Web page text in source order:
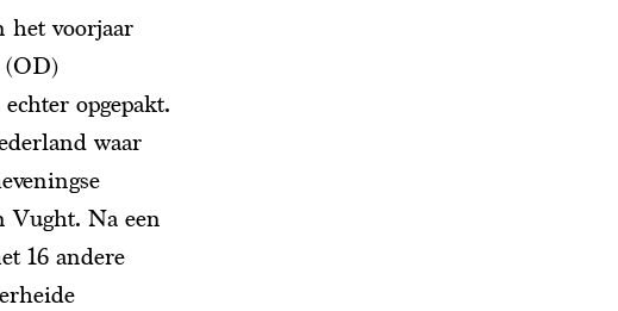
het voorjaar
(OD)
opgepakt.
waar
Vught. Na een
16 andere